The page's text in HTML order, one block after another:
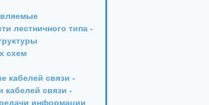
лестничного типа -
схем
кабелей связи -
кабелей связи -
информации